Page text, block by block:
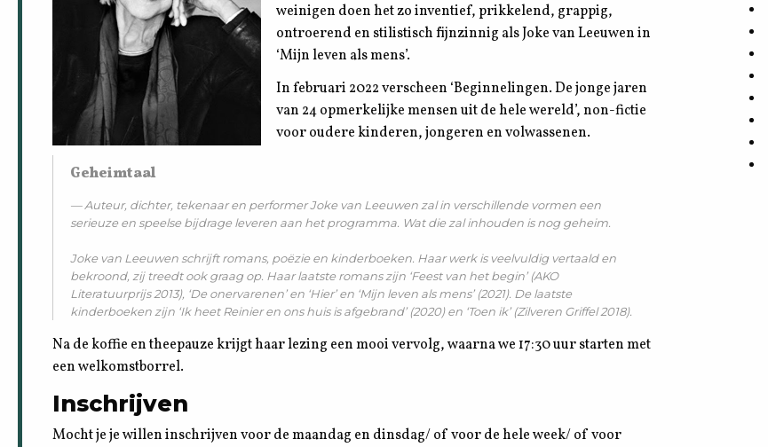
weinigen doen het zo inventief, prikkelend, grappig,
ontroerend en stilistisch fijnzinnig als Joke van Leeuwen in
‘Mijn leven als mens’.
In februari 2022 verscheen ‘Beginnelingen. De jonge jaren
van 24 opmerkelijke mensen uit de hele wereld’, non-fictie
voor oudere kinderen, jongeren en volwassenen.
Geheimtaal
Auteur, dichter, tekenaar en performer Joke van Leeuwen zal in verschillende vormen een
serieuze en speelse bijdrage leveren aan het programma. Wat die zal inhouden is nog geheim.
Joke van Leeuwen schrijft romans, poëzie en kinderboeken. Haar werk is veelvuldig vertaald en
bekroond, zij treedt ook graag op. Haar laatste romans zijn ‘Feest van het begin’ (AKO
Literatuurprijs 2013), ‘De onervarenen’ en ‘Hier’ en ‘Mijn leven als mens’ (2021). De laatste
kinderboeken zijn ‘Ik heet Reinier en ons huis is afgebrand’ (2020) en ‘Toen ik’ (Zilveren Griffel 2018).
Na de koffie en theepauze krijgt haar lezing een mooi vervolg, waarna we 17:30 uur starten met
een welkomstborrel.
Inschrijven
Mocht je je willen inschrijven voor de maandag en dinsdag/ of voor de hele week/ of voor